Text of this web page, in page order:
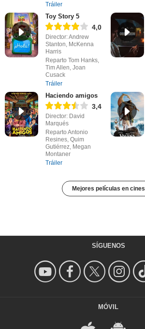
Tráiler
Toy Story 5
4,0
Director: Andrew
Stanton, McKenna
Harris
Reparto Tom Hanks,
Tim Allen, Joan
Cusack
Tráiler
Haciendo amigos
3,4
Director: David
Marqués
Reparto Antonio
Resines, Quim
Gutiérrez, Megan
Montaner
Tráiler
Mejores películas en cines
SÍGUENOS
MÓVIL